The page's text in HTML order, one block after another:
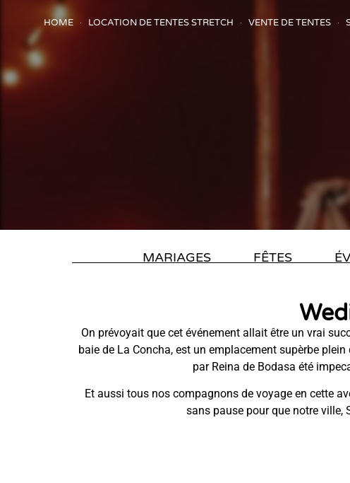
HOME LOCATION DE TENTES STRETCH VENTE DE TENTES
MARIAGES FÊTES
On prévoyait que cet événement allait être un vrai
baie de La Concha, est un emplacement supèrbe
par Reina de Bodasa été
Et aussi tous nos compagnons de voyage en cette
sans pause pour que notre ville,